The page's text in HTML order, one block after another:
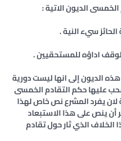
الديون الاتية :
الديون إلى انها ليست دورية
عليها حكم التقادم الخمسى
يفرد المشرع نص خاص لهذا
أن ينص على هذا الاستبعاد
الذي ثار حول تقادم